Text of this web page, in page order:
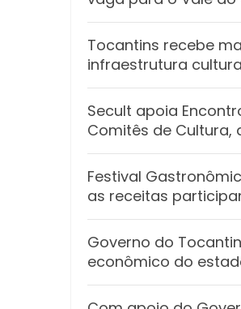
Tocantins recebe
infraestrutura
Secult apoia
Comitês de Cultura,
Festival
as receitas
Governo do
econômico do